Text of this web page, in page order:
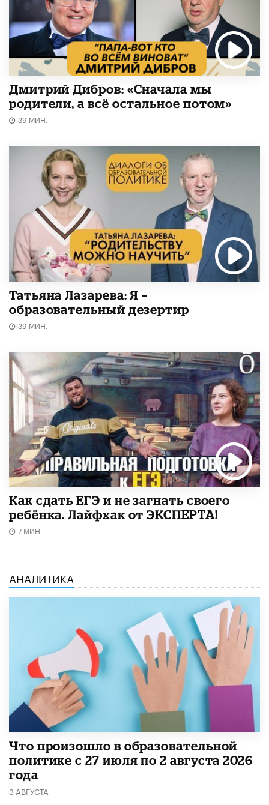
Дмитрий Дибров: «Сначала мы
родители, а всё остальное потом»
39 МИН.
Татьяна Лазарева: Я –
образовательный дезертир
39 МИН.
​Как сдать ЕГЭ и не загнать своего
ребёнка. Лайфхак от ЭКСПЕРТА!
7 МИН.
АНАЛИТИКА
​Что произошло в образовательной
политике с 27 июля по 2 августа 2026
года
3 АВГУСТА